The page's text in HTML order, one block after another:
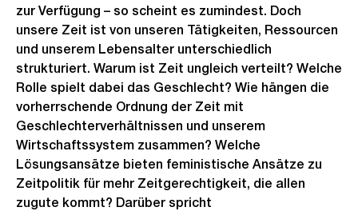
zur Verfügung – so scheint es zumindest. Doch
unsere Zeit ist von unseren Tätigkeiten, Ressourcen
und unserem Lebensalter unterschiedlich
strukturiert. Warum ist Zeit ungleich verteilt? Welche
Rolle spielt dabei das Geschlecht? Wie hängen die
vorherrschende Ordnung der Zeit mit
Geschlechterverhältnissen und unserem
Wirtschaftssystem zusammen? Welche
Lösungsansätze bieten feministische Ansätze zu
Zeitpolitik für mehr Zeitgerechtigkeit, die allen
zugute kommt? Darüber spricht